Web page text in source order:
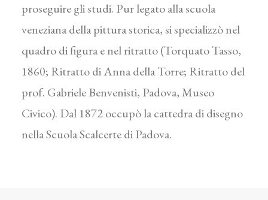
proseguire gli studi. Pur legato alla scuola
veneziana della pittura storica, si specializzò nel
quadro di figura e nel ritratto (Torquato Tasso,
1860; Ritratto di Anna della Torre; Ritratto del
prof. Gabriele Benvenisti, Padova, Museo
Civico). Dal 1872 occupò la cattedra di disegno
nella Scuola Scalcerte di Padova.